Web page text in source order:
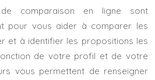
comparaison en ligne sont
pour vous aider à comparer les
et à identifier les propositions les
de votre profil et de votre
vous permettent de renseigner